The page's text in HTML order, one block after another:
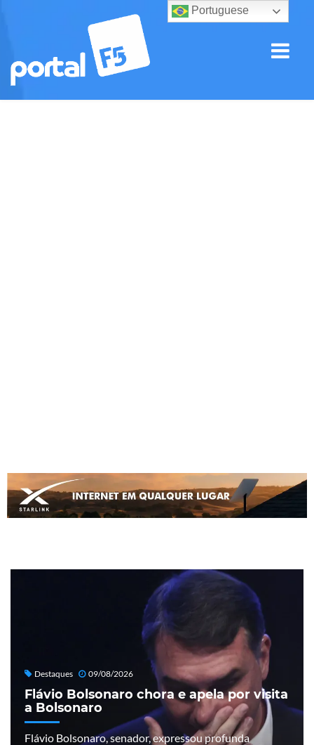
Destaques 09/08/2026
Flávio Bolsonaro chora e apela por visita
a Bolsonaro
Flávio Bolsonaro, senador, expressou profunda
Portuguese